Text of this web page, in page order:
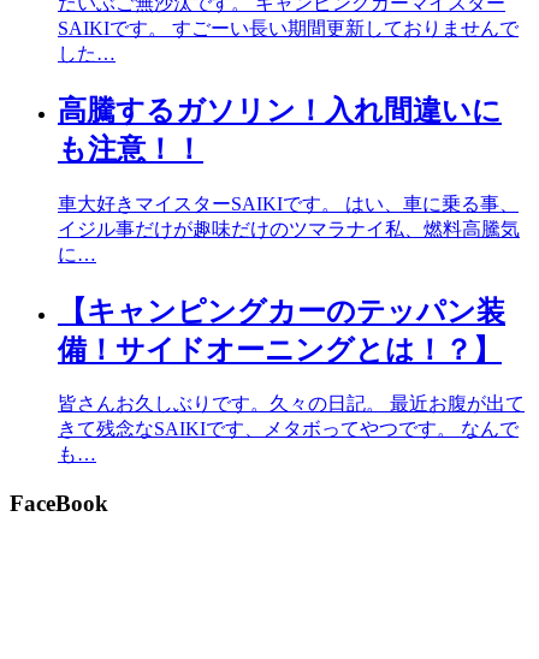
SAIKIです。 すごーい長い期間更新しておりませんで
した…
高騰するガソリン！入れ間違いに
も注意！！
車大好きマイスターSAIKIです。 はい、車に乗る事、
イジル事だけが趣味だけのツマラナイ私、燃料高騰気
に…
【キャンピングカーのテッパン装
備！サイドオーニングとは！？】
皆さんお久しぶりです。久々の日記。 最近お腹が出て
きて残念なSAIKIです、メタボってやつです。 なんで
も…
FaceBook